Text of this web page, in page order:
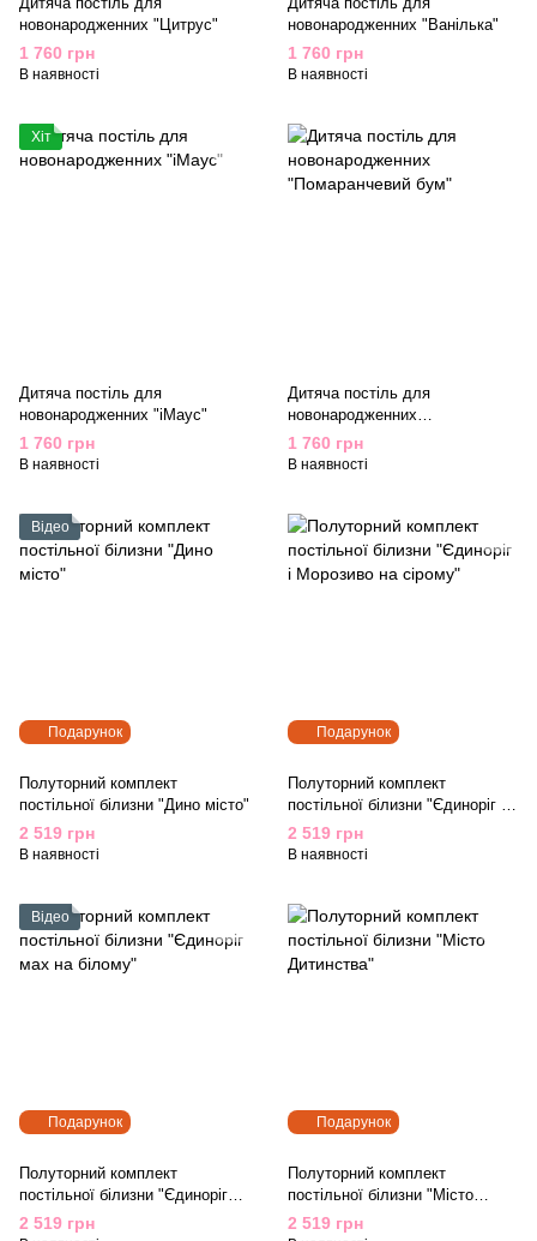
новонародженних "Цитрус"
1 760 грн
В наявності
новонародженних "Ванілька"
1 760 грн
В наявності
Хіт
Дитяча постіль для
новонародженних "iМаус"
1 760 грн
В наявності
Дитяча постіль для
новонародженних
"Помаранчевий бум"
1 760 грн
В наявності
Подарунок
Відео
Полуторний комплект
постільної білизни "Дино місто"
2 519 грн
В наявності
Подарунок
Полуторний комплект
постільної білизни "Єдиноріг і
Морозиво на сірому"
2 519 грн
В наявності
Подарунок
Відео
Полуторний комплект
постільної білизни "Єдиноріг
мах на білому"
2 519 грн
Подарунок
Полуторний комплект
постільної білизни "Місто
Дитинства"
2 519 грн